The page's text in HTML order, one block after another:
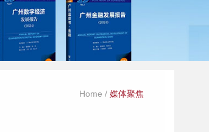
Home / 媒体聚焦